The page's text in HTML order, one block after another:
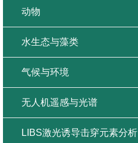
动物
水生态与藻类
气候与环境
无人机遥感与光谱
LIBS激光诱导击穿元素分析